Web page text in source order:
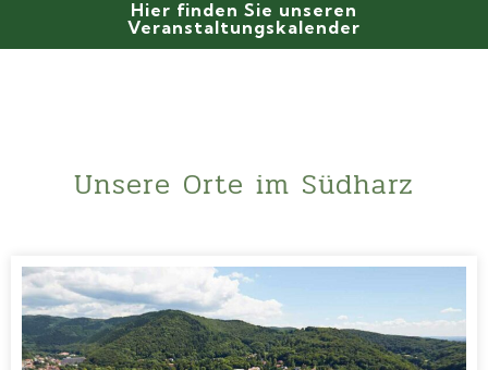
Hier finden Sie unseren
Veranstaltungskalender
Unsere Orte im Südharz